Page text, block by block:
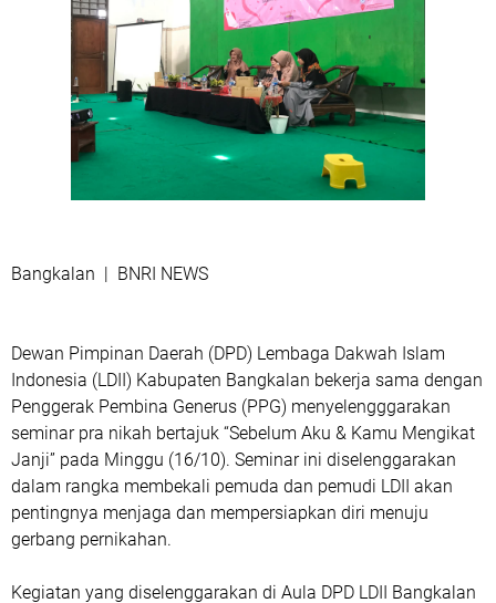
Bangkalan | BNRI NEWS
Dewan Pimpinan Daerah (DPD) Lembaga Dakwah Islam
Indonesia (LDII) Kabupaten Bangkalan bekerja sama dengan
Penggerak Pembina Generus (PPG) menyelengggarakan
seminar pra nikah bertajuk “Sebelum Aku & Kamu Mengikat
Janji” pada Minggu (16/10). Seminar ini diselenggarakan
dalam rangka membekali pemuda dan pemudi LDII akan
pentingnya menjaga dan mempersiapkan diri menuju
gerbang pernikahan.
Kegiatan yang diselenggarakan di Aula DPD LDII Bangkalan